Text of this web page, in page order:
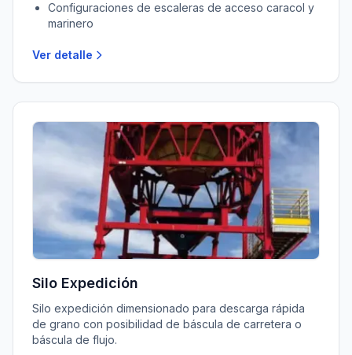
Configuraciones de escaleras de acceso caracol y
marinero
Ver detalle
Silo Expedición
Silo expedición dimensionado para descarga rápida
de grano con posibilidad de báscula de carretera o
báscula de flujo.